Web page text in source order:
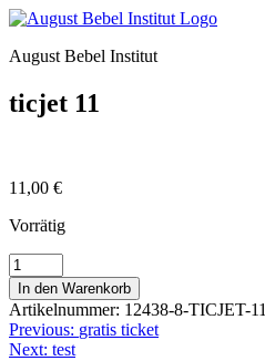
August Bebel Institut
ticjet 11
11,00 €
Vorrätig
ticjet
11
Menge
In den Warenkorb
Artikelnummer: 12438-8-TICJET-11
Beitragsnavigation
Previous: gratis ticket
Next: test